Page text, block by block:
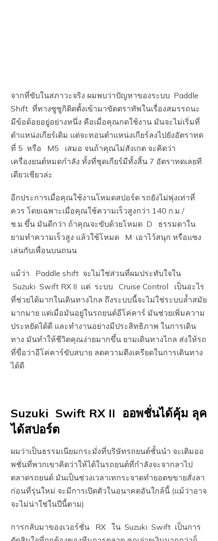
จากที่ขับในสภาวะจริง ผมพบว่าปัญหาของระบบ Paddle
Shift ที่ทางซูซูกิติดตั้งเข้ามาขัดตราทัพในเรื่องสมรรถนะ
มีข้อด้อยอยู่อย่างหนึ่ง คือเมื่อคุณกดใช้งาน มันจะไม่เริ่มที่
ตำแหน่งเกียร์เดิม แต่จะทอนตำแหน่งเกียร์ลงไปยังอัตราทด
ที่ 5 หรือ M5 เสมอ จนถ้าคุณไม่สังเกต จะคิดว่า
เครื่องยนต์หมดกำลัง ทั้งที่ชุดเกียร์มีทั้งสิ้น 7 อัตราทดเลยที
เดียวเชียวล่ะ
อีกประการเมื่อคุณใช้งานโหมดสปอร์ต รถยังไม่พุ่งเท่าที่
ควร โดยเฉพาะเมื่อคุณใช้ความเร็วสูงกว่า 140 ก.ม./
ช.ม.ขึ้น มันดีกว่า ถ้าคุณจะขับด้วยโหมด D ธรรมดาใน
ยามทำความเร็วสูง แล้วใช้โหมด M เอาไว้สนุก หรือแซง
เล่นกับเพื่อนบนถนน
แม้ว่า Paddle shift จะไม่ใช่ส่วนที่ผมประทับใจใน
Suzuki Swift RX II แต่ ระบบ Cruise Control เป็นอะไร
ที่ช่วยได้มากในเดินทางไกล ถึงระบบนี้จะไม่ใช่ระบบล้ำสมัย
มากมาย แต่เมื่อมันอยู่ในรถยนต์อีโค่คาร์ มันช่วยเพิ่มความ
ประหยัดได้ดี และทำงานอย่างมีประสิทธิภาพ ในการเดิน
ทาง มันทำให้ชีวิตคุณง่ายมากขึ้น ยามเดินทางไกล ส่งให้รถ
ที่ขื่อว่าอีโค่คาร์ขับสบาย ลดความตึงเครียดในการเดินทาง
ได้ดี
Suzuki Swift RX II ออพชั่นได้คุ้ม ลุค
ได้สปอร์ต
ผมว่าเป็นธรรมเนียมกระมั่งที่บริษัทรถยนต์ชั้นนำ จะเติมออ
พชั่นที่พวกเขาคิดว่าให้ได้ในรถยนต์ที่กำลังจะจากลาไป
ตลาดรถยนต์ มันเป็นช่วงเวลาเทกระจาดทำยอดขขายสั่งลา
ก่อนที่รุ่นใหม่ จะมีการเปิดตัวในอนาคตอันใกล้นี้ (แม้ว่าอาจ
จะไม่น่าใช่ในปีนี้ตาม)
การกลับมาของเวอร์ชั่น RX ใน Suzuki Swift เป็นการ